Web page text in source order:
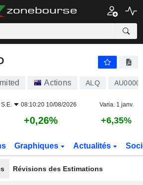
Actions ALQ
08:10:20 10/08/2026 Varia. 1 janv.
+0,26% +6,35%
Graphiques Actualités
Révisions des Estimations